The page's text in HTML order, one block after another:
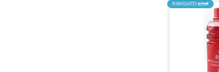
RIBASSATO2,85€